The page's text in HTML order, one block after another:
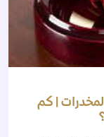
| كم